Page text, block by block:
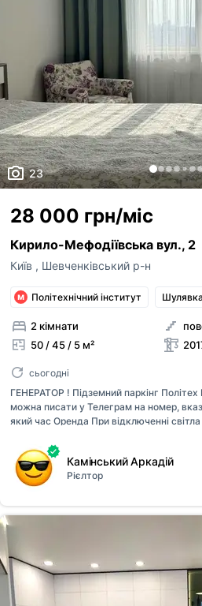
23
28 000 грн/міс
Кирило-Мефодіївська вул., 2
Київ , Шевченківський р-н
Політехнічний інститут Шулявка
2 кімнати
50 / 45 / 5 м²
сьогодні
ГЕНЕРАТОР ! Підземний паркінг
можна писати у Телеграм на номер,
який час Оренда При відключенні
місяць оренди та страхова сума
суми оренди.Камінський Аркадій
Рієлтор